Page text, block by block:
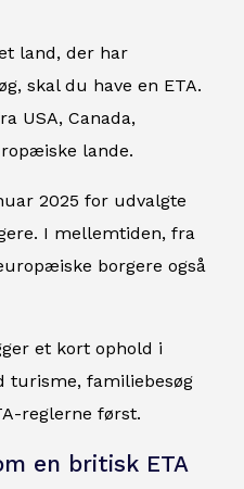
land, der har
skal du have en ETA.
USA, Canada,
lande.
2025 for udvalgte
I mellemtiden, fra
borgere også
et kort ophold i
turisme, familiebesøg
reglerne først.
en britisk ETA